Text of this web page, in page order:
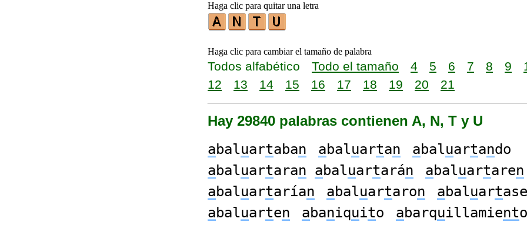
Haga clic para quitar una letra
Haga clic para cambiar el tamaño de palabra
Todos alfabético Todo el tamaño 4 5 6 7 8 9
12
13 14 15 16 17 18 19 20 21
Hay 29840 palabras contienen A, N, T y U
abaluartaban abaluartan abaluartando
abaluartaran abaluartarán abaluartaren
abaluartarían abaluartaron abaluartase
abaluarten abaniquito abarquillamiento